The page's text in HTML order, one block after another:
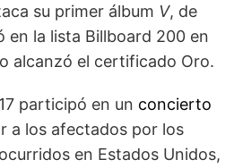
su primer álbum V, de
en la lista Billboard 200 en
alcanzó el certificado Oro.
participó en un concierto
a los afectados por los
en Estados Unidos,